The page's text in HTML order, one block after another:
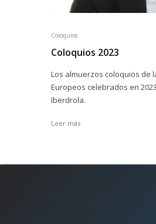
Coloquios
Coloquios 2023
Los almuerzos coloquios de
Europeos celebrados en
Iberdrola.
Leer más